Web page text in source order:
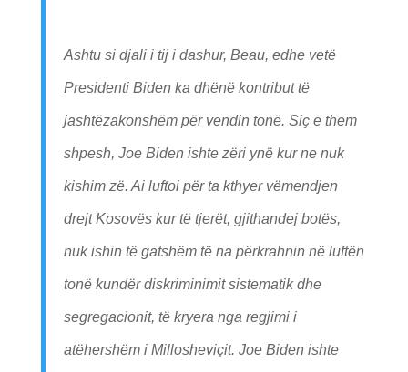
Ashtu si djali i tij i dashur, Beau, edhe vetë
Presidenti Biden ka dhënë kontribut të
jashtëzakonshëm për vendin tonë. Siç e them
shpesh, Joe Biden ishte zëri ynë kur ne nuk
kishim zë. Ai luftoi për ta kthyer vëmendjen
drejt Kosovës kur të tjerët, gjithandej botës,
nuk ishin të gatshëm të na përkrahnin në luftën
tonë kundër diskriminimit sistematik dhe
segregacionit, të kryera nga regjimi i
atëhershëm i Millosheviçit. Joe Biden ishte